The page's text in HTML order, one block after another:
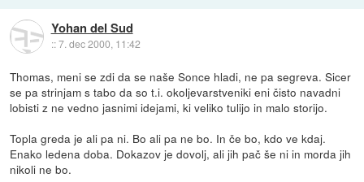
Yohan del Sud
::7. dec 2000, 11:42
Thomas, meni se zdi da se naše Sonce hladi, ne pa segreva. Sicer
se pa strinjam s tabo da so t.i. okoljevarstveniki eni čisto navadni
lobisti z ne vedno jasnimi idejami, ki veliko tulijo in malo storijo.
Topla greda je ali pa ni. Bo ali pa ne bo. In če bo, kdo ve kdaj.
Enako ledena doba. Dokazov je dovolj, ali jih pač še ni in morda jih
nikoli ne bo.